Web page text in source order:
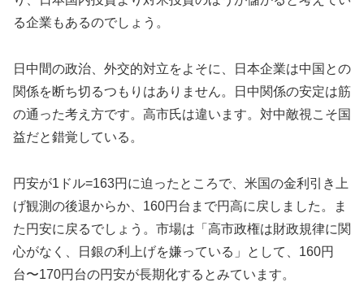
る企業もあるのでしょう。
日中間の政治、外交的対立をよそに、日本企業は中国との
関係を断ち切るつもりはありません。日中関係の安定は筋
の通った考え方です。高市氏は違います。対中敵視こそ国
益だと錯覚している。
円安が1ドル=163円に迫ったところで、米国の金利引き上
げ観測の後退からか、160円台まで円高に戻しました。ま
た円安に戻るでしょう。市場は「高市政権は財政規律に関
心がなく、日銀の利上げを嫌っている」として、160円
台〜170円台の円安が長期化するとみています。